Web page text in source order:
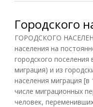
Городского
ГОРОДСКОГО
населения на
городского поселения
миграция) и из
населения миграция
числе миграционных
человек,